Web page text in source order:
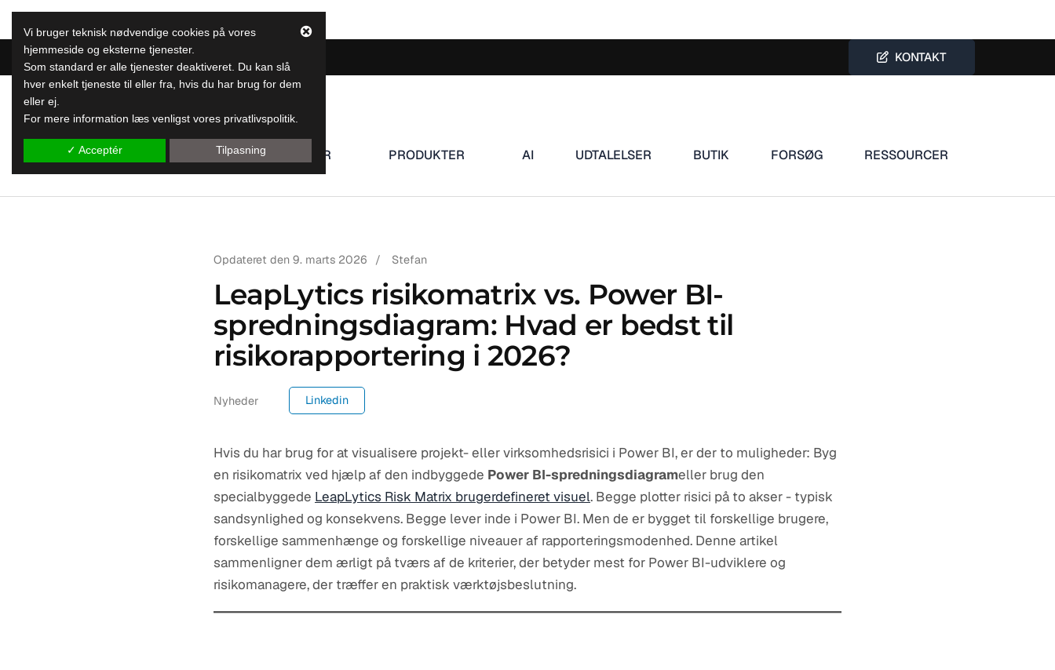
KONTAKT
Leap-rapporteringsløsninger
SERVICEYDELSER
PRODUKTER AI UDTALELSER BUTIK FORSØG RESSOURCER
Opdateret den 9. marts 2026 / Stefan
LeapLytics risikomatrix vs. Power BI-
spredningsdiagram: Hvad er bedst til
risikorapportering i 2026?
Nyheder Linkedin
Hvis du har brug for at visualisere projekt- eller virksomhedsrisici i Power BI, er der to muligheder: Byg
en risikomatrix ved hjælp af den indbyggede Power BI-spredningsdiagrameller brug den
specialbyggede LeapLytics Risk Matrix brugerdefineret visuel. Begge plotter risici på to akser - typisk
sandsynlighed og konsekvens. Begge lever inde i Power BI. Men de er bygget til forskellige brugere,
forskellige sammenhænge og forskellige niveauer af rapporteringsmodenhed. Denne artikel
sammenligner dem ærligt på tværs af de kriterier, der betyder mest for Power BI-udviklere og
risikomanagere, der træffer en praktisk værktøjsbeslutning.
Vi bruger teknisk nødvendige cookies på vores
hjemmeside og eksterne tjenester.
Som standard er alle tjenester deaktiveret. Du kan slå
hver enkelt tjeneste til eller fra, hvis du har brug for dem
eller ej.
For mere information læs venligst vores privatlivspolitik.
✓ Acceptér Tilpasning